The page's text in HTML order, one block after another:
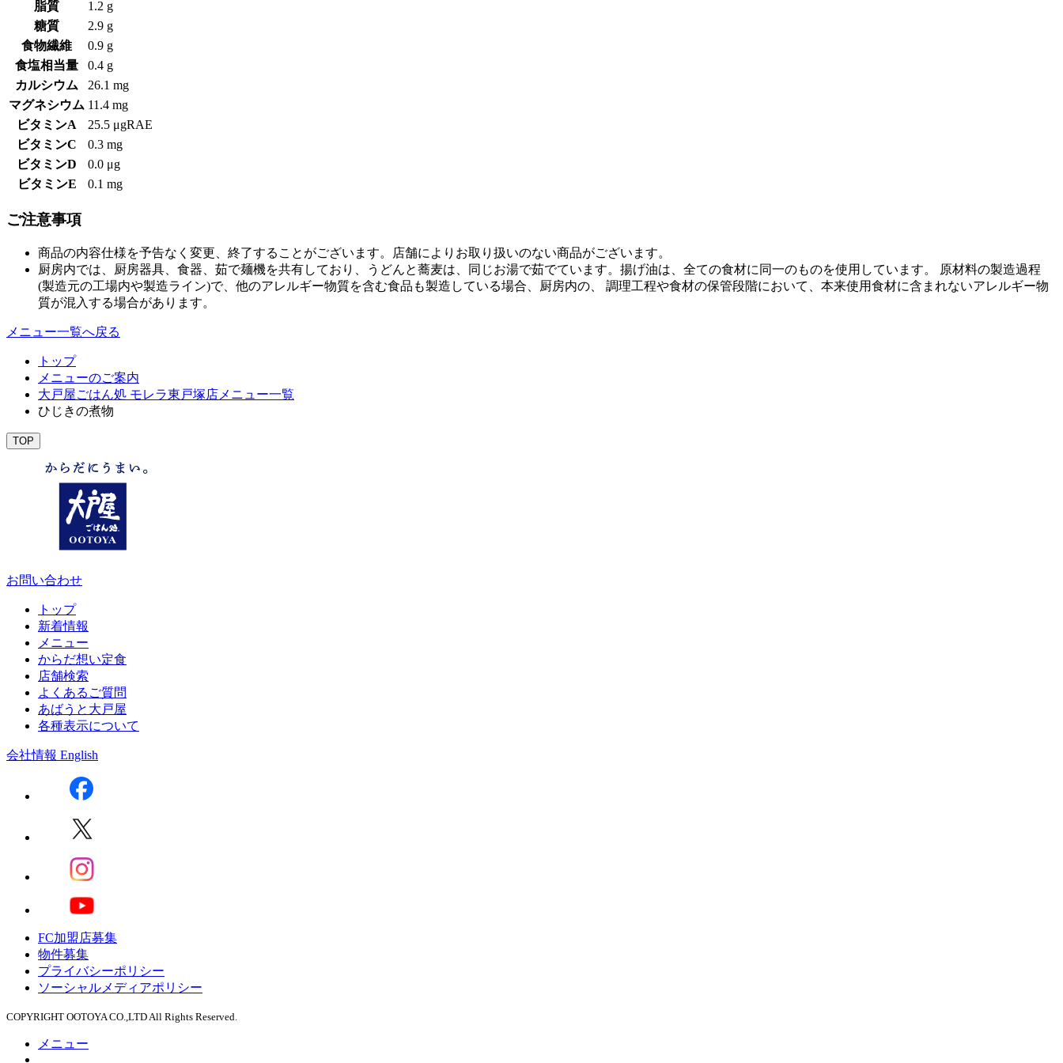
脂質
1.2 g
糖質
2.9 g
食物繊維
0.9 g
食塩相当量
0.4 g
カルシウム
26.1 mg
マグネシウム 11.4 mg
ビタミンA
25.5 μgRAE
ビタミンC
0.3 mg
ビタミンD
0.0 μg
ビタミンE
0.1 mg
ご注意事項
商品の内容仕様を予告なく変更、終了することがございます。店舗によりお取り扱いのない商品がございます。
厨房内では、厨房器具、食器、茹で麺機を共有しており、うどんと蕎麦は、同じお湯で茹でています。揚げ油は、全ての食材に同一のものを使用しています。 原材料の製造過程
(製造元の工場内や製造ライン)で、他のアレルギー物質を含む食品も製造している場合、厨房内の、 調理工程や食材の保管段階において、本来使用食材に含まれないアレルギー物
質が混入する場合があります。
メニュー一覧へ戻る
トップ
メニューのご案内
大戸屋ごはん処 モレラ東戸塚店メニュー一覧
ひじきの煮物
TOP
お問い合わせ
トップ
新着情報
メニュー
からだ想い定食
店舗検索
よくあるご質問
あばうと大戸屋
各種表示について
会社情報 English
FC加盟店募集
物件募集
プライバシーポリシー
ソーシャルメディアポリシー
COPYRIGHT OOTOYA CO.,LTD All Rights Reserved.
メニュー